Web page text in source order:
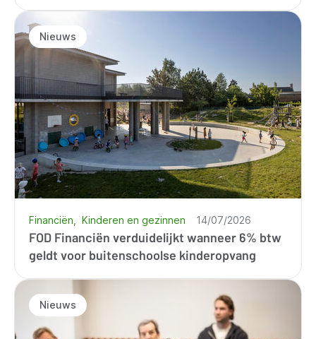
Nieuws
FOD Financiën verduidelijkt wanneer 6% btw
geldt voor buitenschoolse kinderopvang
Financiën Kinderen en gezinnen 14/07/2026
Nieuws